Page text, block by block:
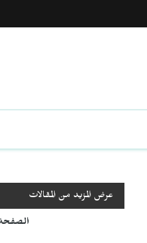
عرض المزيد من المقالات
الصفحة ٥ /